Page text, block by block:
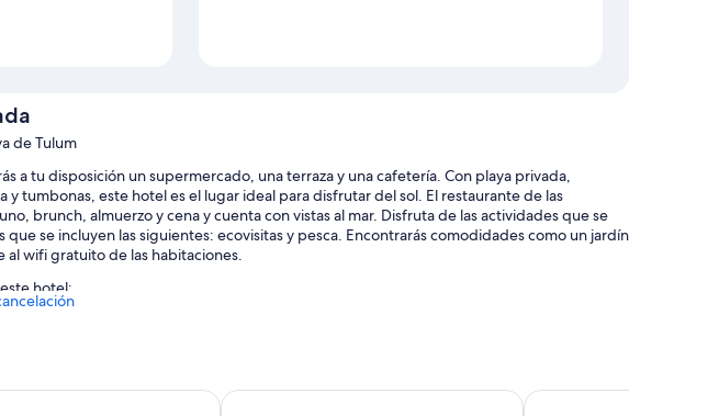
de Tulum
a tu disposición un supermercado, una terraza y una cafetería. Con playa privada,
y tumbonas, este hotel es el lugar ideal para disfrutar del sol. El restaurante de las
brunch, almuerzo y cena y cuenta con vistas al mar. Disfruta de las actividades que se
que se incluyen las siguientes: ecovisitas y pesca. Encontrarás comodidades como un jardín
al wifi gratuito de las habitaciones.
hotel:
cajero o servicios bancarios y sombrillas
Resort - Ocean View Suites and Beach Club
Zamas Hotel Casa Coyote Tulum